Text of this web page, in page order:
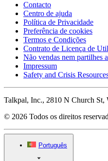
Contacto
Centro de ajuda
Política de Privacidade
Preferência de cookies
Termos e Condições
Contrato de Licença de
Não vendas nem partilhes
Impressum
Safety and Crisis
Talkpal, Inc., 2810 N Church
© 2026 Todos os direitos
Português